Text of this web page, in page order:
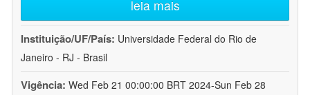
leia mais
Instituição/UF/País: Universidade Federal do Rio de
Janeiro - RJ - Brasil
Vigência: Wed Feb 21 00:00:00 BRT 2024-Sun Feb 28